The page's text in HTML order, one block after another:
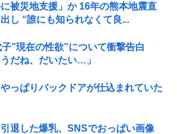
被災地支援」か 16年の熊本地震直
し “誰にも知られなくて良...
”現在の性欲”について衝撃告白
だね、だいたい…」
っぱりバックドアが仕込まれていた
引退した爆乳、SNSでおっぱい画像